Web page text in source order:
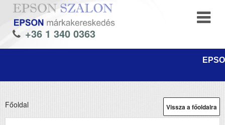
+36 1 340 0363
Vissza a főoldalra
Főoldal